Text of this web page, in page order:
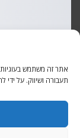
תעבורה ושיווק. על